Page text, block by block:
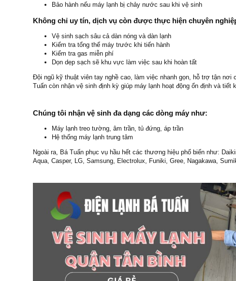
Bảo hành nếu máy lạnh bị chảy nước sau khi vệ sinh
Không chỉ uy tín, dịch vụ còn được thực hiện chuyên
Vệ sinh sạch sâu cả dàn nóng và dàn lạnh
Kiểm tra tổng thể máy trước khi tiến hành
Kiểm tra gas miễn phí
Dọn dẹp sạch sẽ khu vực làm việc sau khi hoàn tất
Đội ngũ kỹ thuật viên tay nghề cao, làm việc nhanh gọn, hỗ trợ tận nơi
Tuấn còn nhận vệ sinh định kỳ giúp máy lạnh hoạt động ổn định và tiết
Chúng tôi nhận vệ sinh đa dạng các dòng máy như:
Máy lạnh treo tường, âm trần, tủ đứng, áp trần
Hệ thống máy lạnh trung tâm
Ngoài ra, Bá Tuấn phục vụ hầu hết các thương hiệu phổ biến như:
Aqua, Casper, LG, Samsung, Electrolux, Funiki, Gree, Nagakawa,